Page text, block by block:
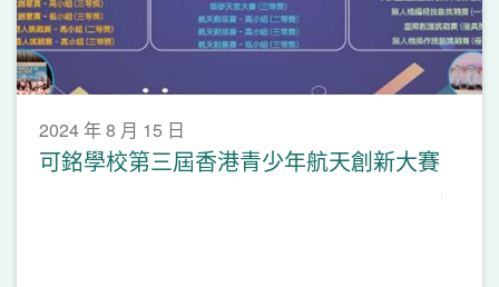
2024 年 8 月 15 日
可銘學校第三屆香港青少年航天創新大賽